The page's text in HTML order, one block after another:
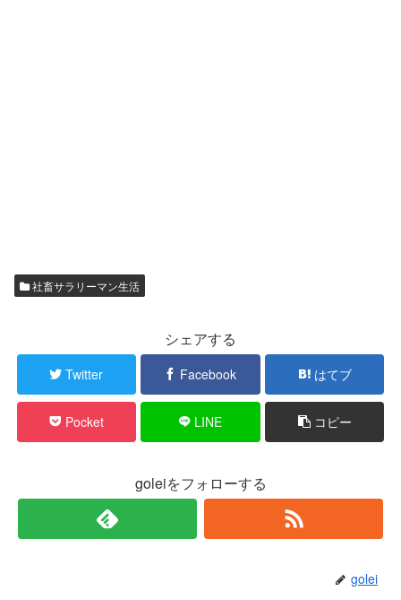
社畜サラリーマン生活
シェアする
Twitter Facebook はてブ
Pocket LINE コピー
goleiをフォローする
golei